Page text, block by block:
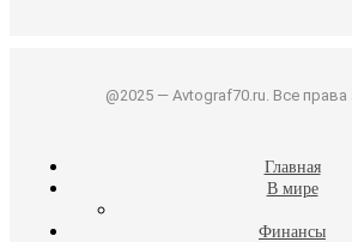
@2025 — Avtograf70.ru. Все
Главная
В мире
Финансы